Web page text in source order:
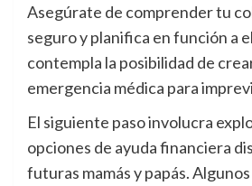
Asegúrate de comprender tu
seguro y planifica en función a
contempla la posibilidad de
emergencia médica para
El siguiente paso involucra
opciones de ayuda financiera
futuras mamás y papás.